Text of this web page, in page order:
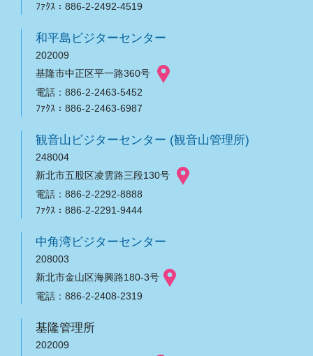
ﾌｧｸｽ：886-2-2492-4519
和平島ビジターセンター
202009
基隆市中正区平一路360号
電話：886-2-2463-5452
ﾌｧｸｽ：886-2-2463-6987
観音山ビジターセンター (観音山管理所)
248004
新北市五股区凌雲路三段130号
電話：886-2-2292-8888
ﾌｧｸｽ：886-2-2291-9444
中角湾ビジターセンター
208003
新北市金山区海興路180-3号
電話：886-2-2408-2319
基隆管理所
202009